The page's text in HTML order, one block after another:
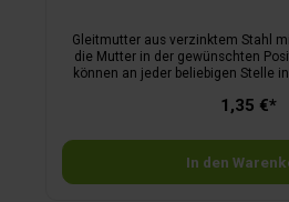
Gleitmutter aus verzinktem Stahl
die Mutter in der gewünschten
können an jeder beliebigen Stelle
1,35 €*
In den